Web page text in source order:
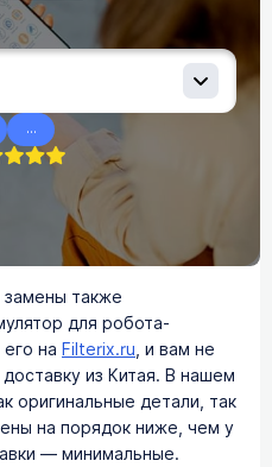
...
также
для робота-
на Filterix.ru, и вам не
из Китая. В нашем
оригинальные детали, так
на порядок ниже, чем у
— минимальные.